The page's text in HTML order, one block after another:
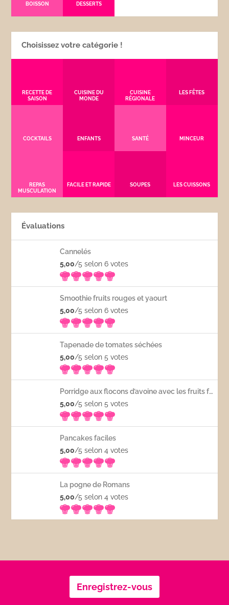
BOISSON DESSERTS
Choisissez votre catégorie !
RECETTE DE
SAISON
CUISINE DU
MONDE
CUISINE
RÉGIONALE
LES FÊTES
COCKTAILS ENFANTS SANTÉ MINCEUR
REPAS
MUSCULATION
FACILE ET RAPIDE SOUPES LES CUISSONS
Évaluations
Cannelés
5,00/5 selon 6votes
Smoothie fruits rouges et yaourt
5,00/5 selon 6votes
Tapenade de tomates séchées
5,00/5 selon 5votes
Porridge aux flocons d’avoine avec les fruits frais
5,00/5 selon 5votes
Pancakes faciles
5,00/5 selon 4votes
La pogne de Romans
5,00/5 selon 4votes
Enregistrez-vous